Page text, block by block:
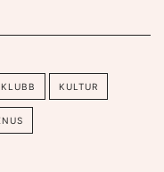
KLUBB KULTUR